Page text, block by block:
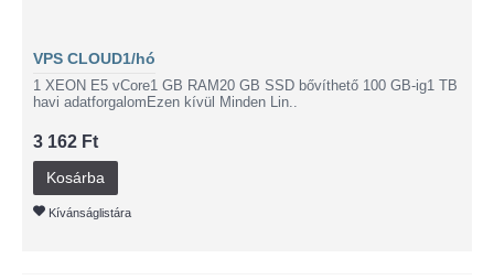
VPS CLOUD1/hó
1 XEON E5 vCore1 GB RAM20 GB SSD bővíthető 100 GB-ig1 TB
havi adatforgalomEzen kívül Minden Lin..
3 162 Ft
Kosárba
Kívánságlistára